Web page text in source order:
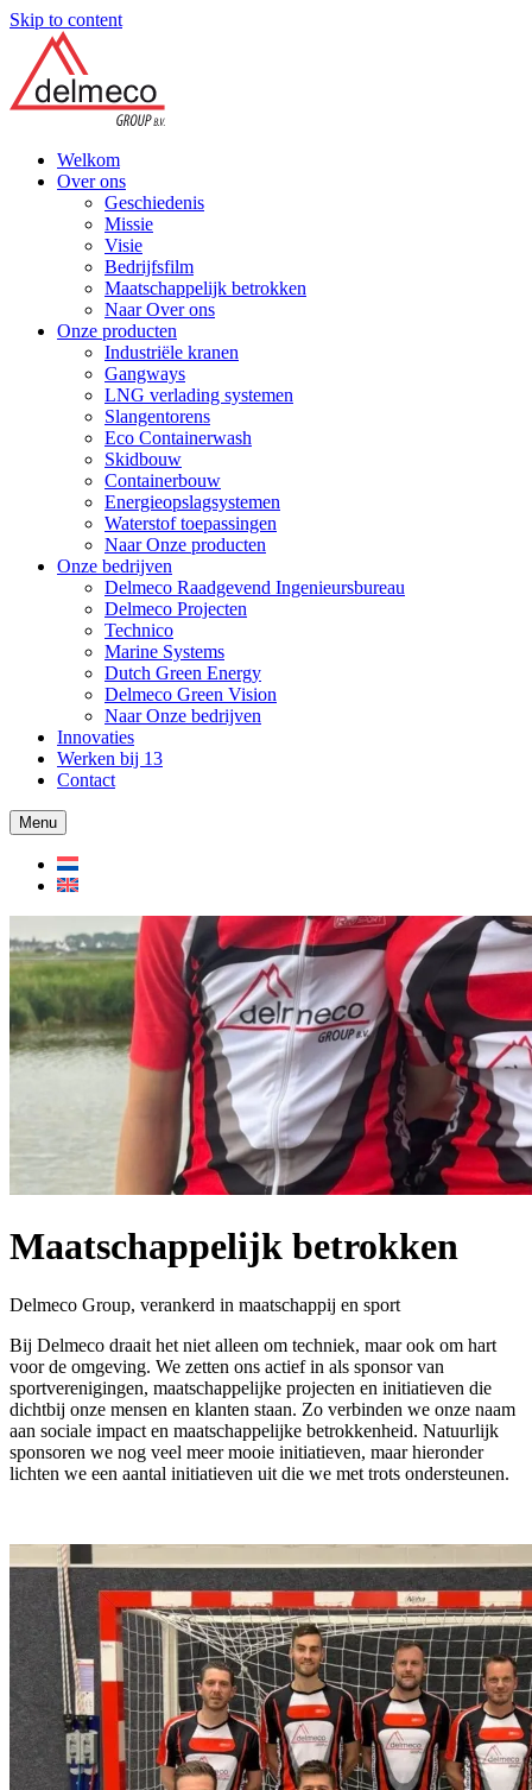
Skip to content
Welkom
Over ons
Geschiedenis
Missie
Visie
Bedrijfsfilm
Maatschappelijk betrokken
Naar Over ons
Onze producten
Industriële kranen
Gangways
LNG verlading systemen
Slangentorens
Eco Containerwash
Skidbouw
Containerbouw
Energieopslagsystemen
Waterstof toepassingen
Naar Onze producten
Onze bedrijven
Delmeco Raadgevend Ingenieursbureau
Delmeco Projecten
Technico
Marine Systems
Dutch Green Energy
Delmeco Green Vision
Naar Onze bedrijven
Innovaties
Werken bij 13
Contact
Menu
Maatschappelijk betrokken
Delmeco Group, verankerd in maatschappij en sport
Bij Delmeco draait het niet alleen om techniek, maar ook om hart
voor de omgeving. We zetten ons actief in als sponsor van
sportverenigingen, maatschappelijke projecten en initiatieven die
dichtbij onze mensen en klanten staan. Zo verbinden we onze naam
aan sociale impact en maatschappelijke betrokkenheid. Natuurlijk
sponsoren we nog veel meer mooie initiatieven, maar hieronder
lichten we een aantal initiatieven uit die we met trots ondersteunen.